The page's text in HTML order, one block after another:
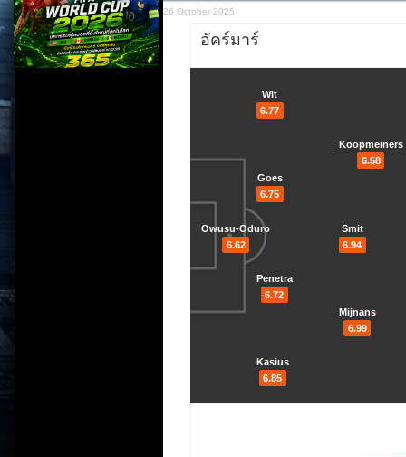
26 October 2025
อัคร์มาร์
Owusu-Oduro
6.62
Wit
6.77
Goes
6.75
Penetra
6.72
Kasius
6.85
Koopmeiners
6.58
Smit
6.94
Mijnans
6.99